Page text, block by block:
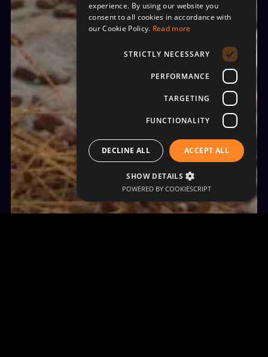
experience. By using our website you
consent to all cookies in accordance with
our Cookie Policy. Read more
STRICTLY NECESSARY
PERFORMANCE
TARGETING
FUNCTIONALITY
ACCEPT ALL
DECLINE ALL
SHOW DETAILS
POWERED BY COOKIESCRIPT